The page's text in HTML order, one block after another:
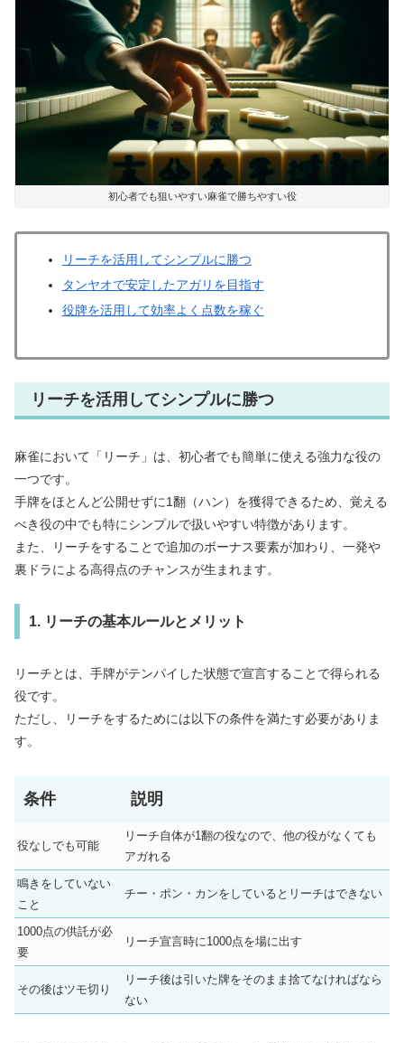
初心者でも狙いやすい麻雀で勝ちやすい役
リーチを活用してシンプルに勝つ
タンヤオで安定したアガリを目指す
役牌を活用して効率よく点数を稼ぐ
リーチを活用してシンプルに勝つ
麻雀において「リーチ」は、初心者でも簡単に使える強力な役の
一つです。
手牌をほとんど公開せずに1翻（ハン）を獲得できるため、覚える
べき役の中でも特にシンプルで扱いやすい特徴があります。
また、リーチをすることで追加のボーナス要素が加わり、一発や
裏ドラによる高得点のチャンスが生まれます。
1. リーチの基本ルールとメリット
リーチとは、手牌がテンパイした状態で宣言することで得られる
役です。
ただし、リーチをするためには以下の条件を満たす必要がありま
す。
条件 説明
役なしでも可能
リーチ自体が1翻の役なので、他の役がなくても
アガれる
鳴きをしていない
こと
チー・ポン・カンをしているとリーチはできない
1000点の供託が必
要
リーチ宣言時に1000点を場に出す
その後はツモ切り
リーチ後は引いた牌をそのまま捨てなければなら
ない